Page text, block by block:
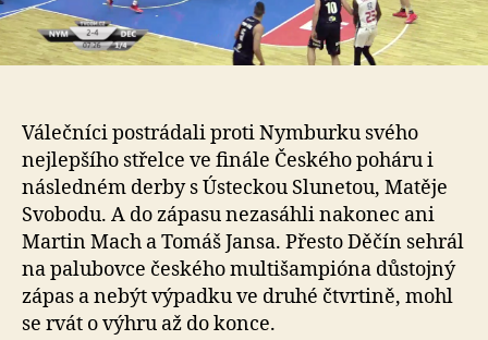
Válečníci postrádali proti Nymburku svého
nejlepšího střelce ve finále Českého poháru i
následném derby s Ústeckou Slunetou, Matěje
Svobodu. A do zápasu nezasáhli nakonec ani
Martin Mach a Tomáš Jansa. Přesto Děčín sehrál
na palubovce českého multišampióna důstojný
zápas a nebýt výpadku ve druhé čtvrtině, mohl
se rvát o výhru až do konce.